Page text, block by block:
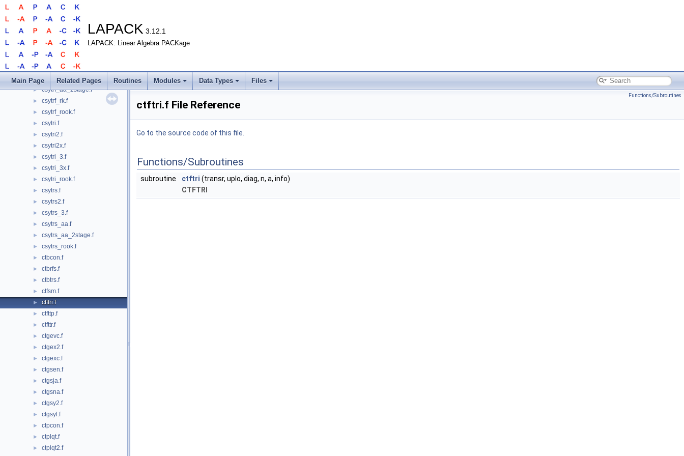
LAPACK 3.12.1
LAPACK: Linear Algebra PACKage
Main Page Related Pages Routines Modules Data Types Files
► csysvxx.f
► csyswapr.f
► csytf2.f
► csytf2_rk.f
► csytf2_rook.f
► csytrf.f
► csytrf_aa.f
► csytrf_aa_2stage.f
► csytrf_rk.f
► csytrf_rook.f
► csytri.f
► csytri2.f
► csytri2x.f
► csytri_3.f
► csytri_3x.f
► csytri_rook.f
► csytrs.f
► csytrs2.f
► csytrs_3.f
► csytrs_aa.f
► csytrs_aa_2stage.f
► csytrs_rook.f
► ctbcon.f
► ctbrfs.f
► ctbtrs.f
► ctfsm.f
► ctftri.f
► ctfttp.f
► ctfttr.f
► ctgevc.f
► ctgex2.f
► ctgexc.f
► ctgsen.f
► ctgsja.f
► ctgsna.f
► ctgsy2.f
► ctgsyl.f
► ctpcon.f
► ctplqt.f
►
ctplqt2.f
Functions/Subroutines
ctftri.f File Reference
Go to the source code of this file.
Functions/Subroutines
subroutine ctftri (transr, uplo, diag, n, a, info)
CTFTRI